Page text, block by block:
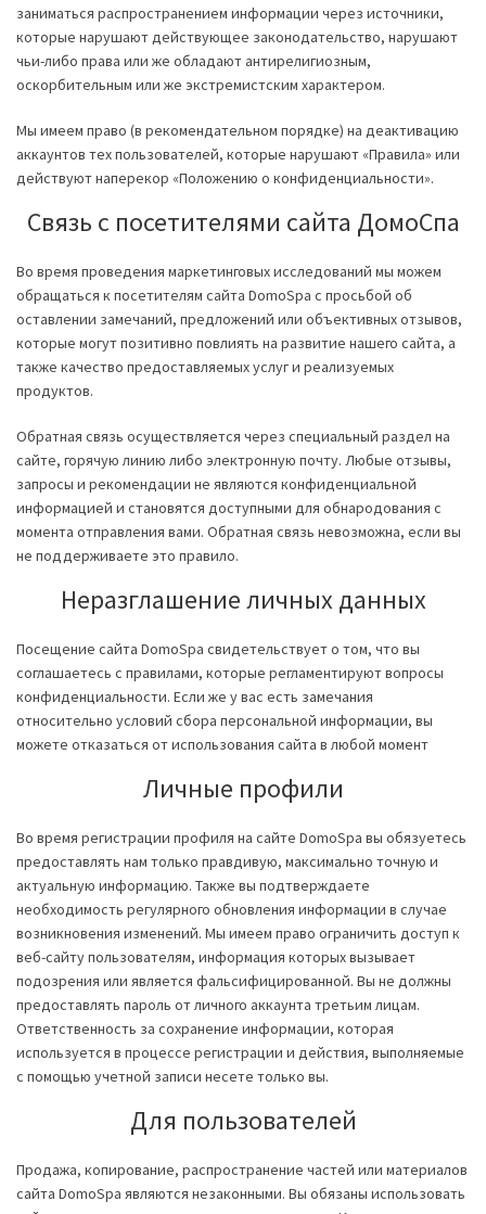
заниматься распространением информации через источники,
которые нарушают действующее законодательство, нарушают
чьи-либо права или же обладают антирелигиозным,
оскорбительным или же экстремистским характером.
Мы имеем право (в рекомендательном порядке) на деактивацию
аккаунтов тех пользователей, которые нарушают «Правила» или
действуют наперекор «Положению о конфиденциальности».
Связь с посетителями сайта ДомоСпа
Во время проведения маркетинговых исследований мы можем
обращаться к посетителям сайта DomoSpa с просьбой об
оставлении замечаний, предложений или объективных отзывов,
которые могут позитивно повлиять на развитие нашего сайта, а
также качество предоставляемых услуг и реализуемых
продуктов.
Обратная связь осуществляется через специальный раздел на
сайте, горячую линию либо электронную почту. Любые отзывы,
запросы и рекомендации не являются конфиденциальной
информацией и становятся доступными для обнародования с
момента отправления вами. Обратная связь невозможна, если вы
не поддерживаете это правило.
Неразглашение личных данных
Посещение сайта DomoSpa свидетельствует о том, что вы
соглашаетесь с правилами, которые регламентируют вопросы
конфиденциальности. Если же у вас есть замечания
относительно условий сбора персональной информации, вы
можете отказаться от использования сайта в любой момент
Личные профили
Во время регистрации профиля на сайте DomoSpa вы обязуетесь
предоставлять нам только правдивую, максимально точную и
актуальную информацию. Также вы подтверждаете
необходимость регулярного обновления информации в случае
возникновения изменений. Мы имеем право ограничить доступ к
веб-сайту пользователям, информация которых вызывает
подозрения или является фальсифицированной. Вы не должны
предоставлять пароль от личного аккаунта третьим лицам.
Ответственность за сохранение информации, которая
используется в процессе регистрации и действия, выполняемые
с помощью учетной записи несете только вы.
Для пользователей
Продажа, копирование, распространение частей или материалов
сайта DomoSpa являются незаконными. Вы обязаны использовать